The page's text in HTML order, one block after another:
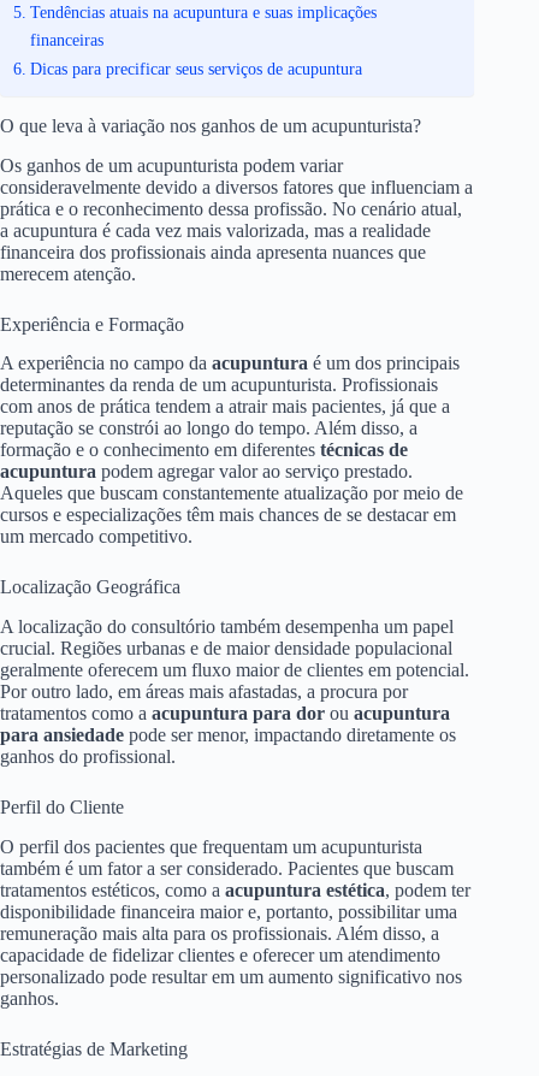
Tendências atuais na acupuntura e suas implicações
financeiras
Dicas para precificar seus serviços de acupuntura
O que leva à variação nos ganhos de um acupunturista?
Os ganhos de um acupunturista podem variar
consideravelmente devido a diversos fatores que influenciam a
prática e o reconhecimento dessa profissão. No cenário atual,
a acupuntura é cada vez mais valorizada, mas a realidade
financeira dos profissionais ainda apresenta nuances que
merecem atenção.
Experiência e Formação
A experiência no campo da acupuntura é um dos principais
determinantes da renda de um acupunturista. Profissionais
com anos de prática tendem a atrair mais pacientes, já que a
reputação se constrói ao longo do tempo. Além disso, a
formação e o conhecimento em diferentes técnicas de
acupuntura podem agregar valor ao serviço prestado.
Aqueles que buscam constantemente atualização por meio de
cursos e especializações têm mais chances de se destacar em
um mercado competitivo.
Localização Geográfica
A localização do consultório também desempenha um papel
crucial. Regiões urbanas e de maior densidade populacional
geralmente oferecem um fluxo maior de clientes em potencial.
Por outro lado, em áreas mais afastadas, a procura por
tratamentos como a acupuntura para dor ou acupuntura
para ansiedade pode ser menor, impactando diretamente os
ganhos do profissional.
Perfil do Cliente
O perfil dos pacientes que frequentam um acupunturista
também é um fator a ser considerado. Pacientes que buscam
tratamentos estéticos, como a acupuntura estética, podem ter
disponibilidade financeira maior e, portanto, possibilitar uma
remuneração mais alta para os profissionais. Além disso, a
capacidade de fidelizar clientes e oferecer um atendimento
personalizado pode resultar em um aumento significativo nos
ganhos.
Estratégias de Marketing